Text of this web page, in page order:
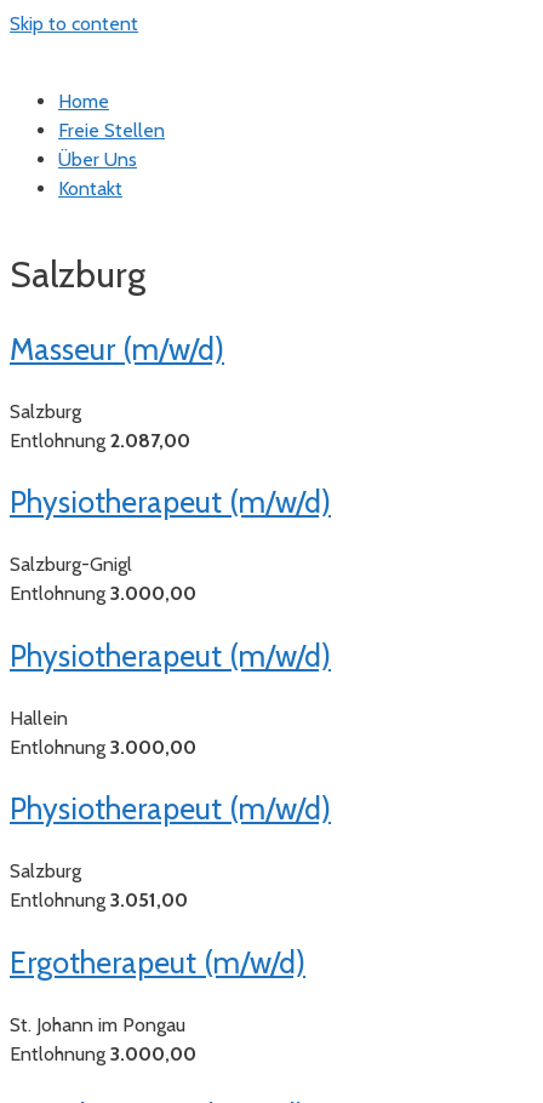
Skip to content
Home
Freie Stellen
Über Uns
Kontakt
Salzburg
Masseur (m/w/d)
Salzburg
Entlohnung 2.087,00
Physiotherapeut (m/w/d)
Salzburg-Gnigl
Entlohnung 3.000,00
Physiotherapeut (m/w/d)
Hallein
Entlohnung 3.000,00
Physiotherapeut (m/w/d)
Salzburg
Entlohnung 3.051,00
Ergotherapeut (m/w/d)
St. Johann im Pongau
Entlohnung 3.000,00